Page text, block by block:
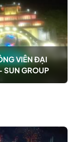
VIÊN ĐẠI
SUN GROUP